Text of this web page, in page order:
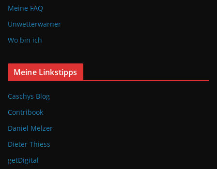
Meine FAQ
Unwetterwarner
Wo bin ich
Meine Linkstipps
Caschys Blog
Contribook
Daniel Melzer
Dieter Thiess
getDigital